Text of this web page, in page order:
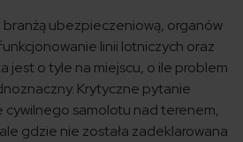
branżą ubezpieczeniową, organów
linii lotniczych oraz
jest o tyle na miejscu, o ile problem
Krytyczne pytanie
cywilnego samolotu nad terenem,
gdzie nie została zadeklarowana